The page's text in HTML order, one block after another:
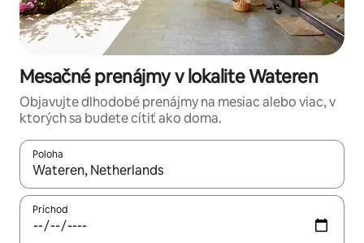
Mesačné prenájmy v lokalite Wateren
Objavujte dlhodobé prenájmy na mesiac alebo viac, v
ktorých sa budete cítiť ako doma.
Poloha
Keď budú výsledky k dispozícii, môžete si ich prechádzať
Príchod